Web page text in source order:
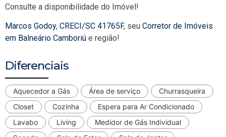
Consulte a disponibilidade do Imóvel!
Marcos Godoy, CRECI/SC 41765F, seu Corretor de Imóveis
em Balneário Camboriú e região!
Diferenciais
Aquecedor a Gás Área de serviço
Churrasqueira
Closet
Cozinha
Espera para Ar Condicionado
Lavabo
Living
Medidor de Gás Individual